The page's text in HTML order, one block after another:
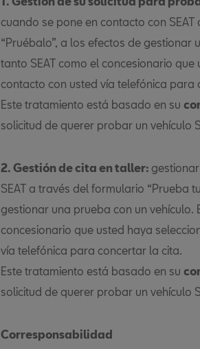
cuando se pone en contacto con
“Pruébalo”, a los efectos de gestionar
tanto SEAT como el concesionario
contacto con usted vía telefónica para
Este tratamiento está basado en su
solicitud de querer probar un vehículo
2. Gestión de cita en taller:
SEAT a través del formulario “Prueba
gestionar una prueba con un vehículo.
concesionario que usted haya
vía telefónica para concertar la cita.
Este tratamiento está basado en su
solicitud de querer probar un vehículo
Corresponsabilidad